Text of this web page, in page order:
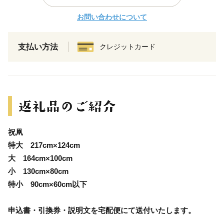
お問い合わせについて
支払い方法 クレジットカード
祝凧
特大 217cm×124cm
大 164cm×100cm
小 130cm×80cm
特小 90cm×60cm以下
申込書・引換券・説明文を宅配便にて送付いたします。